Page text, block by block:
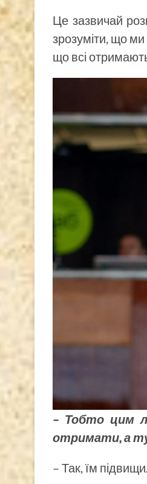
Це зазвичай
зрозуміти, що ми
що всі
– Тобто цим
отримати, а
– Так, їм